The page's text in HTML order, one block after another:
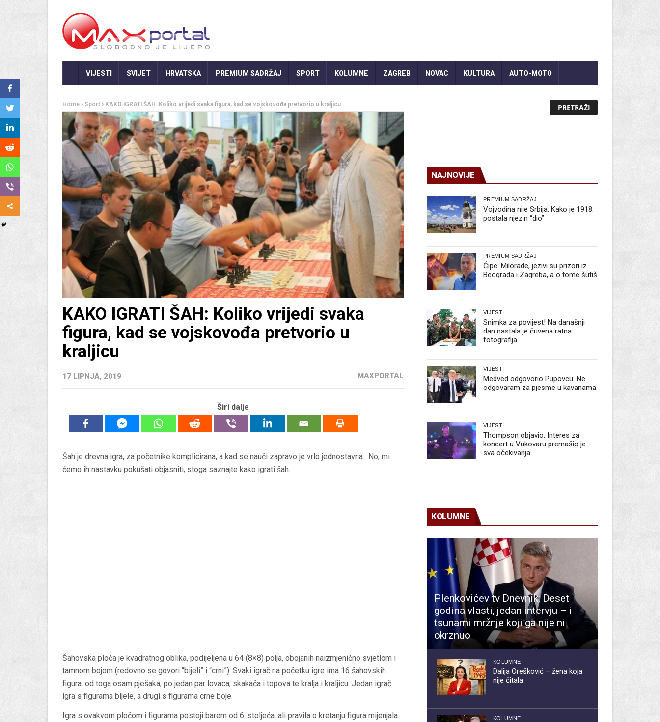
VIJESTI SVIJET HRVATSKA PREMIUM SADRŽAJ SPORT KOLUMNE ZAGREB NOVAC KULTURA AUTO-MOTO
Home Sport KAKO IGRATI ŠAH: Koliko vrijedi svaka figura, kad se vojskovođa pretvorio u kraljicu
KAKO IGRATI ŠAH: Koliko vrijedi svaka
figura, kad se vojskovođa pretvorio u
kraljicu
17 LIPNJA, 2019 MAXPORTAL
Širi dalje
Šah je drevna igra, za početnike komplicirana, a kad se nauči zapravo je vrlo jednostavna. No, mi
ćemo ih nastavku pokušati objasniti, stoga saznajte kako igrati šah.
Šahovska ploča je kvadratnog oblika, podijeljena u 64 (8×8) polja, obojanih naizmjenično svjetlom i
tamnom bojom (redovno se govori “bijeli” i “crni”). Svaki igrač na početku igre ima 16 šahovskih
figura, od toga osam pješaka, po jedan par lovaca, skakača i topova te kralja i kraljicu. Jedan igrač
igra s figurama bijele, a drugi s figurama crne boje.
Igra s ovakvom pločom i figurama postoji barem od 6. stoljeća, ali pravila o kretanju figura mijenjala
NAJNOVIJE
PREMIUM SADRŽAJ
Vojvodina nije Srbija. Kako je 1918.
postala njezin “dio”
PREMIUM SADRŽAJ
Ćipe: Milorade, jezivi su prizori iz
Beograda i Zagreba, a o tome šutiš
VIJESTI
Snimka za povijest! Na današnji
dan nastala je čuvena ratna
fotografija
VIJESTI
Medved odgovorio Pupovcu: Ne
odgovaram za pjesme u kavanama
VIJESTI
Thompson objavio: Interes za
koncert u Vukovaru premašio je
sva očekivanja
KOLUMNE
Plenkovićev tv Dnevnik: Deset
godina vlasti, jedan intervju – i
tsunami mržnje koji ga nije ni
okrznuo
KOLUMNE
Dalija Orešković – žena koja
nije čitala
KOLUMNE